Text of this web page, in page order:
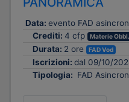
Data: evento FAD
Crediti: 4 cfp Materie Obbl.
Durata: 2 ore FAD Vod
Iscrizioni: dal 09/10/
Tipologia: FAD